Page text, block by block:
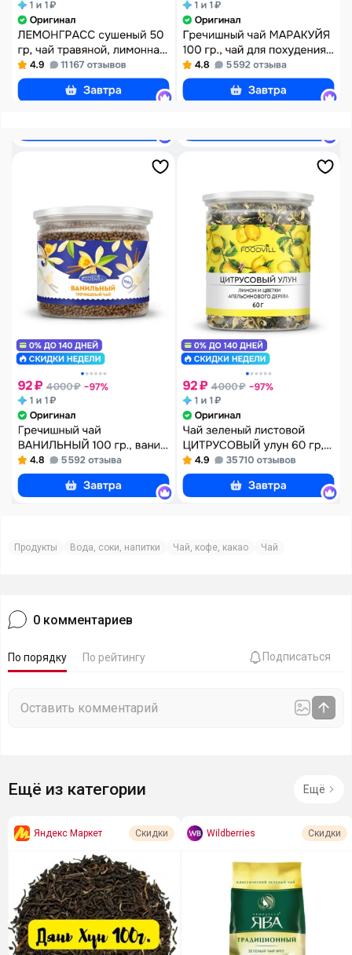
Продукты Вода, соки, напитки Чай, кофе, какао Чай
0 комментариев
По порядку По рейтингу Подписаться
Ещё из категории Ещё
Яндекс Маркет Скидки Wildberries Скидки